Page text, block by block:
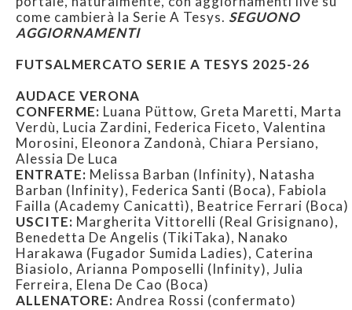
come cambierà la Serie A Tesys. SEGUONO
AGGIORNAMENTI
FUTSALMERCATO SERIE A TESYS 2025-26
AUDACE VERONA
CONFERME: Luana Püttow, Greta Maretti, Marta
Verdù, Lucia Zardini, Federica Ficeto, Valentina
Morosini, Eleonora Zandonà, Chiara Persiano,
Alessia De Luca
ENTRATE: Melissa Barban (Infinity), Natasha
Barban (Infinity), Federica Santi (Boca), Fabiola
Failla (Academy Canicattì), Beatrice Ferrari (Boca)
USCITE: Margherita Vittorelli (Real Grisignano),
Benedetta De Angelis (TikiTaka), Nanako
Harakawa (Fugador Sumida Ladies), Caterina
Biasiolo, Arianna Pomposelli (Infinity), Julia
Ferreira, Elena De Cao (Boca)
ALLENATORE: Andrea Rossi (confermato)